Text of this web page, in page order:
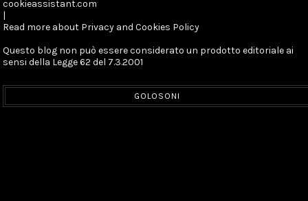
cookieassistant.com
|
Read more about Privacy and Cookies Policy
Questo blog non può essere considerato un prodotto editoriale ai
sensi della Legge 62 del 7.3.2001
GOLOSONI